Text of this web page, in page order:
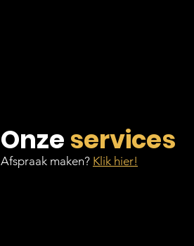
Onze services
Afspraak maken? Klik hier!